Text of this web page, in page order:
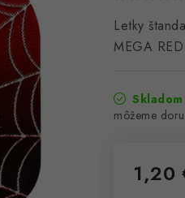
Letky
MEGA
Skladom
1,20